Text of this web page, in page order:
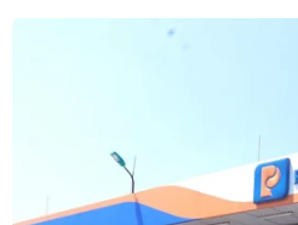
Mỹ kết án công dân
thiết bị chế tạo bom